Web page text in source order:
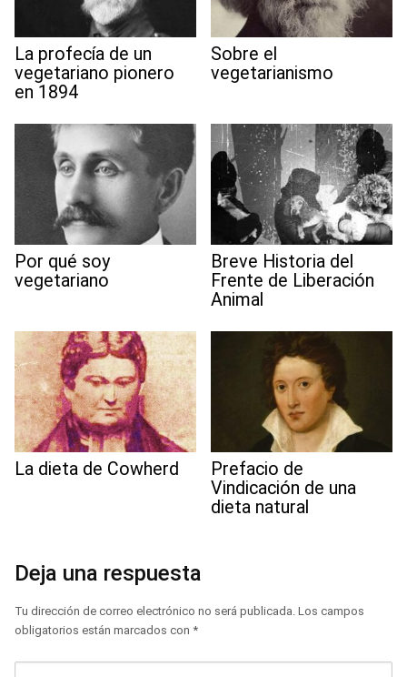
La profecía de un
vegetariano pionero
en 1894
Sobre el
vegetarianismo
Por qué soy
vegetariano
Breve Historia del
Frente de Liberación
Animal
La dieta de Cowherd
Prefacio de
Vindicación de una
dieta natural
Deja una respuesta
Tu dirección de correo electrónico no será publicada. Los campos
obligatorios están marcados con *